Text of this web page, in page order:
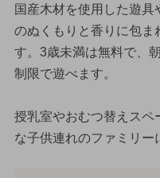
国産木材を使用した遊
のぬくもりと香りに包ま
す。3歳未満は無料で、
制限で遊べます。
授乳室やおむつ替えスペ
な子供連れのファミリー